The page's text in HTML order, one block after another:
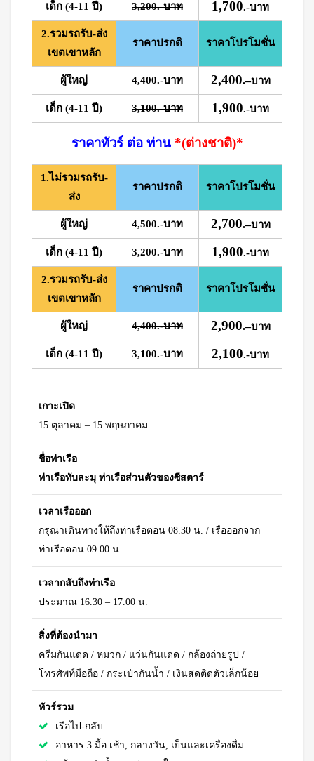
เด็ก (4-11 ปี) 3,200.-บาท 1,700.-บาท
2.รวมรถรับ-ส่ง
เขตเขาหลัก
ราคาปรกติ ราคาโปรโมชั่น
ผู้ใหญ่ 4,400.-บาท 2,400.–บาท
เด็ก (4-11 ปี) 3,100.-บาท 1,900.-บาท
ราคาทัวร์ ต่อ ท่าน *(ต่างชาติ)*
1.ไม่รวมรถรับ-
ส่ง
ราคาปรกติ ราคาโปรโมชั่น
ผู้ใหญ่ 4,500.-บาท 2,700.–บาท
เด็ก (4-11 ปี) 3,200.-บาท 1,900.-บาท
2.รวมรถรับ-ส่ง
เขตเขาหลัก
ราคาปรกติ ราคาโปรโมชั่น
ผู้ใหญ่ 4,400.-บาท 2,900.–บาท
เด็ก (4-11 ปี) 3,100.-บาท 2,100.-บาท
เกาะเปิด
15 ตุลาคม – 15 พฤษภาคม
ชื่อท่าเรือ
ท่าเรือทับละมุ ท่าเรือส่วนตัวของซีสตาร์
เวลาเรือออก
กรุณาเดินทางให้ถึงท่าเรือตอน 08.30 น. / เรือออกจาก
ท่าเรือตอน 09.00 น.
เวลากลับถึงท่าเรือ
ประมาณ 16.30 – 17.00 น.
สิ่งที่ต้องนำมา
ครีมกันแดด / หมวก / แว่นกันแดด / กล้องถ่ายรูป /
โทรศัพท์มือถือ / กระเป๋ากันน้ำ / เงินสดติดตัวเล็กน้อย
ทัวร์รวม
เรือไป-กลับ
อาหาร 3 มื้อ เช้า, กลางวัน, เย็นและเครื่องดื่ม